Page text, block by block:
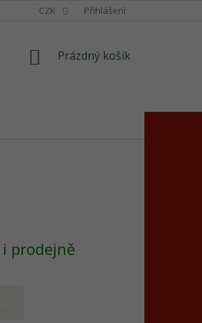
CZK Přihlášení
NÁKUPNÍ
Prázdný košík
prodejně